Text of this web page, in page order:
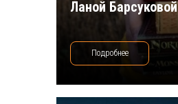
Ланой Барсуковой
Подробнее